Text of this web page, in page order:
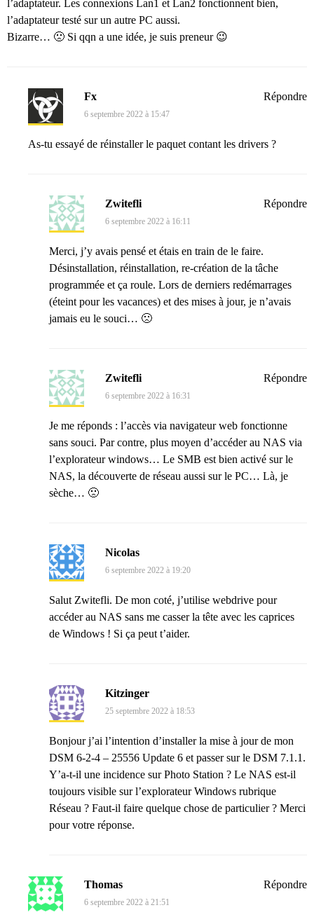
l’adaptateur. Les connexions Lan1 et Lan2 fonctionnent bien,
l’adaptateur testé sur un autre PC aussi.
Bizarre… 🙁 Si qqn a une idée, je suis preneur 😉
Fx
6 septembre 2022 à 15:47
As-tu essayé de réinstaller le paquet contant les drivers ?
Répondre
Zwitefli
6 septembre 2022 à 16:11
Merci, j’y avais pensé et étais en train de le faire.
Désinstallation, réinstallation, re-création de la tâche
programmée et ça roule. Lors de derniers redémarrages
(éteint pour les vacances) et des mises à jour, je n’avais
jamais eu le souci… 🙁
Répondre
Zwitefli
6 septembre 2022 à 16:31
Je me réponds : l’accès via navigateur web fonctionne
sans souci. Par contre, plus moyen d’accéder au NAS via
l’explorateur windows… Le SMB est bien activé sur le
NAS, la découverte de réseau aussi sur le PC… Là, je
sèche… 🙁
Répondre
Nicolas
6 septembre 2022 à 19:20
Salut Zwitefli. De mon coté, j’utilise webdrive pour
accéder au NAS sans me casser la tête avec les caprices
de Windows ! Si ça peut t’aider.
Kitzinger
25 septembre 2022 à 18:53
Bonjour j’ai l’intention d’installer la mise à jour de mon
DSM 6-2-4 – 25556 Update 6 et passer sur le DSM 7.1.1.
Y’a-t-il une incidence sur Photo Station ? Le NAS est-il
toujours visible sur l’explorateur Windows rubrique
Réseau ? Faut-il faire quelque chose de particulier ? Merci
pour votre réponse.
Thomas
6 septembre 2022 à 21:51
Répondre